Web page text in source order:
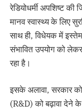
रेडियोधर्मी अपशिष्ट की
मानव स्वास्थ्य के लिए
साथ ही, विधेयक में
संभावित उपयोग को लेकर
रहा है।
इसके अलावा, सरकार
(R&D) को बढ़ावा देने के